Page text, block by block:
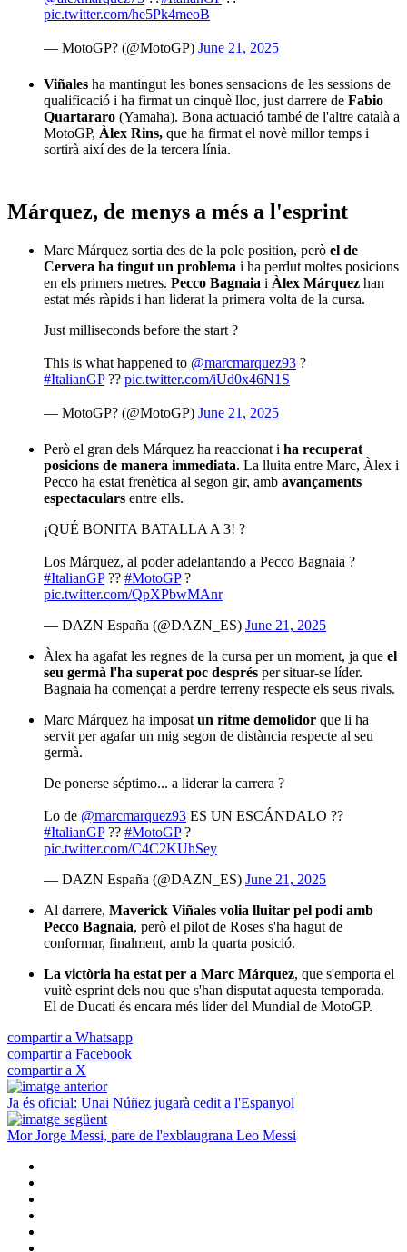
pic.twitter.com/he5Pk4meoB
— MotoGP? (@MotoGP) June 21, 2025
Viñales ha mantingut les bones sensacions de les sessions de
qualificació i ha firmat un cinquè lloc, just darrere de Fabio
Quartararo (Yamaha). Bona actuació també de l'altre català a
MotoGP, Àlex Rins, que ha firmat el novè millor temps i
sortirà així des de la tercera línia.
Márquez, de menys a més a l'esprint
Marc Márquez sortia des de la pole position, però el de
Cervera ha tingut un problema i ha perdut moltes posicions
en els primers metres. Pecco Bagnaia i Àlex Márquez han
estat més ràpids i han liderat la primera volta de la cursa.
Just milliseconds before the start ?
This is what happened to @marcmarquez93 ?
#ItalianGP?? pic.twitter.com/iUd0x46N1S
— MotoGP? (@MotoGP) June 21, 2025
Però el gran dels Márquez ha reaccionat i ha recuperat
posicions de manera immediata. La lluita entre Marc, Àlex i
Pecco ha estat frenètica al segon gir, amb avançaments
espectaculars entre ells.
¡QUÉ BONITA BATALLA A 3! ?
Los Márquez, al poder adelantando a Pecco Bagnaia ?
#ItalianGP?? #MotoGP?
pic.twitter.com/QpXPbwMAnr
— DAZN España (@DAZN_ES) June 21, 2025
Àlex ha agafat les regnes de la cursa per un moment, ja que el
seu germà l'ha superat poc després per situar-se líder.
Bagnaia ha començat a perdre terreny respecte els seus rivals.
Marc Márquez ha imposat un ritme demolidor que li ha
servit per agafar un mig segon de distància respecte al seu
germà.
De ponerse séptimo... a liderar la carrera ?
Lo de @marcmarquez93 ES UN ESCÁNDALO ??
#ItalianGP?? #MotoGP?
pic.twitter.com/C4C2KUhSey
— DAZN España (@DAZN_ES) June 21, 2025
Al darrere, Maverick Viñales volia lluitar pel podi amb
Pecco Bagnaia, però el pilot de Roses s'ha hagut de
conformar, finalment, amb la quarta posició.
La victòria ha estat per a Marc Márquez, que s'emporta el
vuitè esprint dels nou que s'han disputat aquesta temporada.
El de Ducati és encara més líder del Mundial de MotoGP.
compartir a Whatsapp
compartir a Facebook
compartir a X
Ja és oficial: Unai Núñez jugarà cedit a l'Espanyol
Mor Jorge Messi, pare de l'exblaugrana Leo Messi